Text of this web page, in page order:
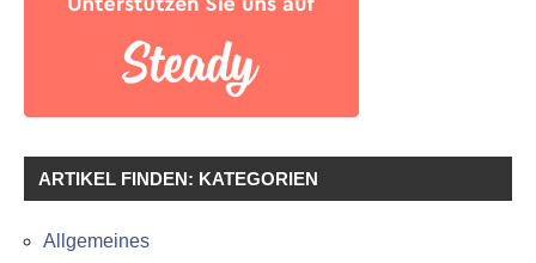
ARTIKEL FINDEN: KATEGORIEN
Allgemeines